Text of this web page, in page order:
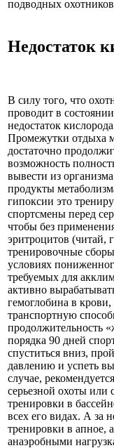
подводных
Недостаток
В силу того, что
проводит в
недостаток
Промежутки отдыха
достаточно
возможность
вывести из
продукты
гипоксии это
спортсмены перед
чтобы без
эритроцитов (читай,
тренировочные
условиях
требуемых для
активно
гемоглобина в
транспортную
продолжительность
порядка 90 дней
спуститься вниз,
давлению и успеть
случае,
серьезной охоты или
тренировки в
всех его видах. А за
тренировки в апное,
анаэробными